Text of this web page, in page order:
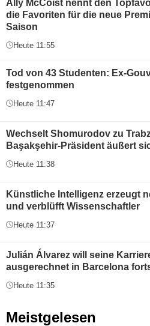
Ally McCoist nennt den
die Favoriten für die neue
Saison
Heute 11:55
Tod von 43 Studenten: Ex-
festgenommen
Heute 11:47
Wechselt Shomurodov zu
Başakşehir-Präsident äußert
Heute 11:38
Künstliche Intelligenz erzeugt
und verblüfft Wissenschaftler
Heute 11:37
Julián Álvarez will seine
ausgerechnet in Barcelona
Heute 11:35
Meistgelesen